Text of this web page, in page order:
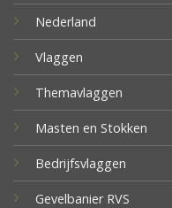
Nederland
Vlaggen
Themavlaggen
Masten en Stokken
Bedrijfsvlaggen
Gevelbanier RVS